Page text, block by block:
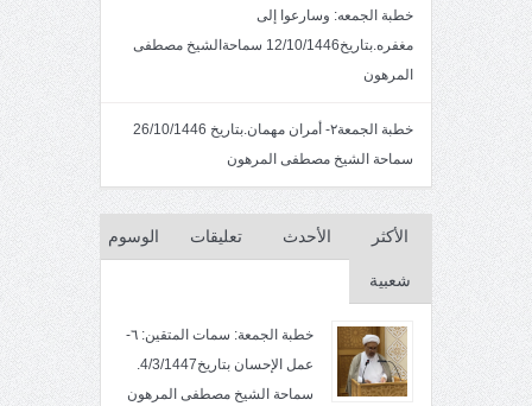
خطبة الجمعه: وسارعوا إلى
مغفره.بتاريخ12/10/1446 سماحةالشيخ مصطفى
المرهون
خطبة الجمعة٢- أمران مهمان.بتاريخ 26/10/1446
سماحة الشيخ مصطفى المرهون
الأكثر
شعبية
الأحدث تعليقات الوسوم
خطبة الجمعة: سمات المتقين: ٦-
عمل الإحسان بتاريخ4/3/1447.
سماحة الشيخ مصطفى المرهون